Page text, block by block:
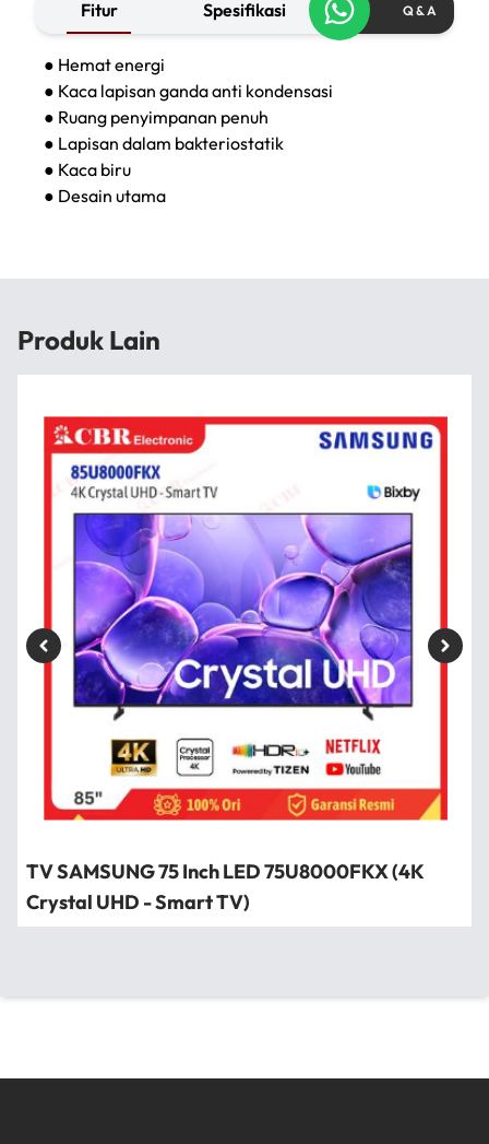
Fitur Spesifikasi Q & A
● Hemat energi
● Kaca lapisan ganda anti kondensasi
● Ruang penyimpanan penuh
● Lapisan dalam bakteriostatik
● Kaca biru
● Desain utama
Produk Lain
TV SAMSUNG 75 Inch LED 75U8000FKX (4K
Crystal UHD - Smart TV)